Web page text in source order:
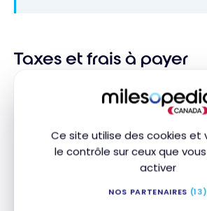
Ce site utilise des cookies et
le contrôle sur ceux que
activer
NOS PARTENAIRES (13)
Taxes et frais à payer
Lorsqu’on échange des milles
Flying Blue, il faut prévoir des taxes,
voyagez dans une classe de
facture grimpe. De façon
personne et par direction, en